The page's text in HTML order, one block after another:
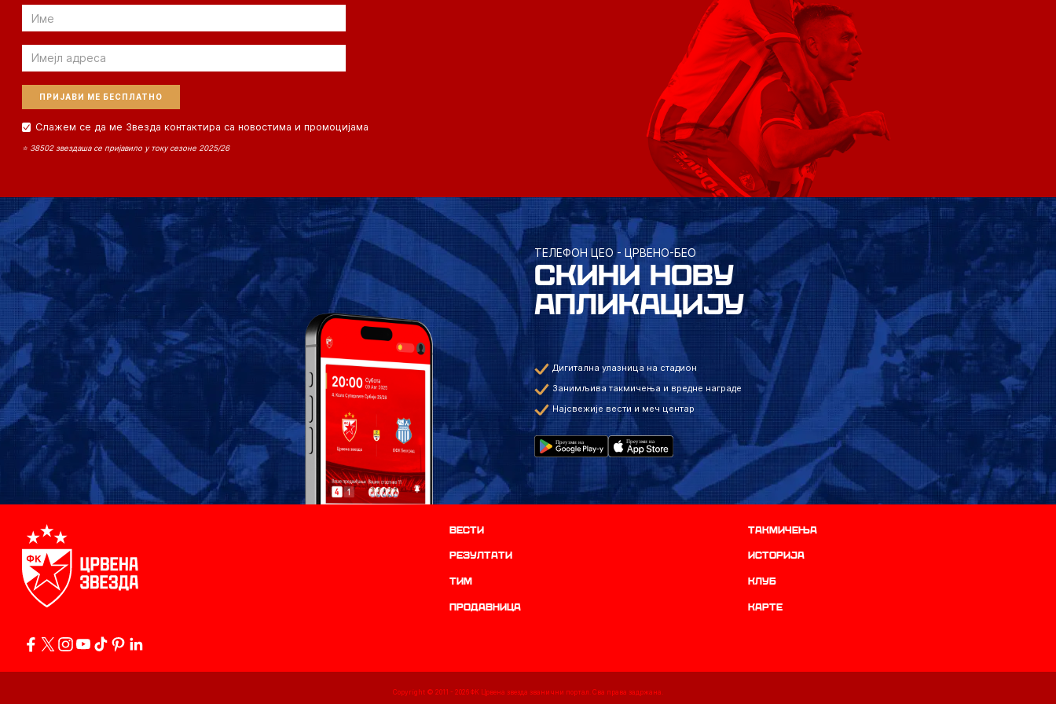
Email
Email
Слажем се да ме Звезда контактира са новостима и промоцијама
⭐ 38502 звездаша се пријавило у току сезоне 2025/26
ТЕЛЕФОН ЦЕО - ЦРВЕНО-БЕО
СКИНИ НОВУ
АПЛИКАЦИЈУ
Дигитална улазница на стадион
Занимљива такмичења и вредне награде
Најсвежије вести и меч центар
Вести Такмичења
резултати историја
ТИМ Клуб
продавница Карте
Copyright © 2011 - 2026ФК Црвена звезда званични портал. Сва права задржана.